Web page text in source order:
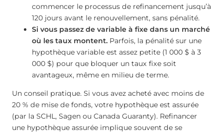
commencer le processus de refinancement jusqu’à
120 jours avant le renouvellement, sans pénalité.
Si vous passez de variable à fixe dans un marché
où les taux montent. Parfois, la pénalité sur une
hypothèque variable est assez petite (1 000 $ à 3
000 $) pour que bloquer un taux fixe soit
avantageux, même en milieu de terme.
Un conseil pratique. Si vous avez acheté avec moins de
20 % de mise de fonds, votre hypothèque est assurée
(par la SCHL, Sagen ou Canada Guaranty). Refinancer
une hypothèque assurée implique souvent de se